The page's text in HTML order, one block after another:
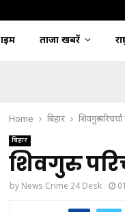
क्राइम ताजा खबरें
Home बिहार शिवगुरु
बिहार
शिवगुरु
by News Crime 24 Desk